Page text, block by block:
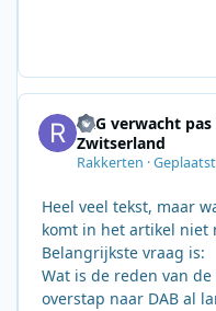
SRG verwacht
Zwitserland
Rakkerten ·
Heel veel tekst, maar
komt in het artikel niet
Belangrijkste vraag is:
Wat is de reden van
overstap naar DAB al